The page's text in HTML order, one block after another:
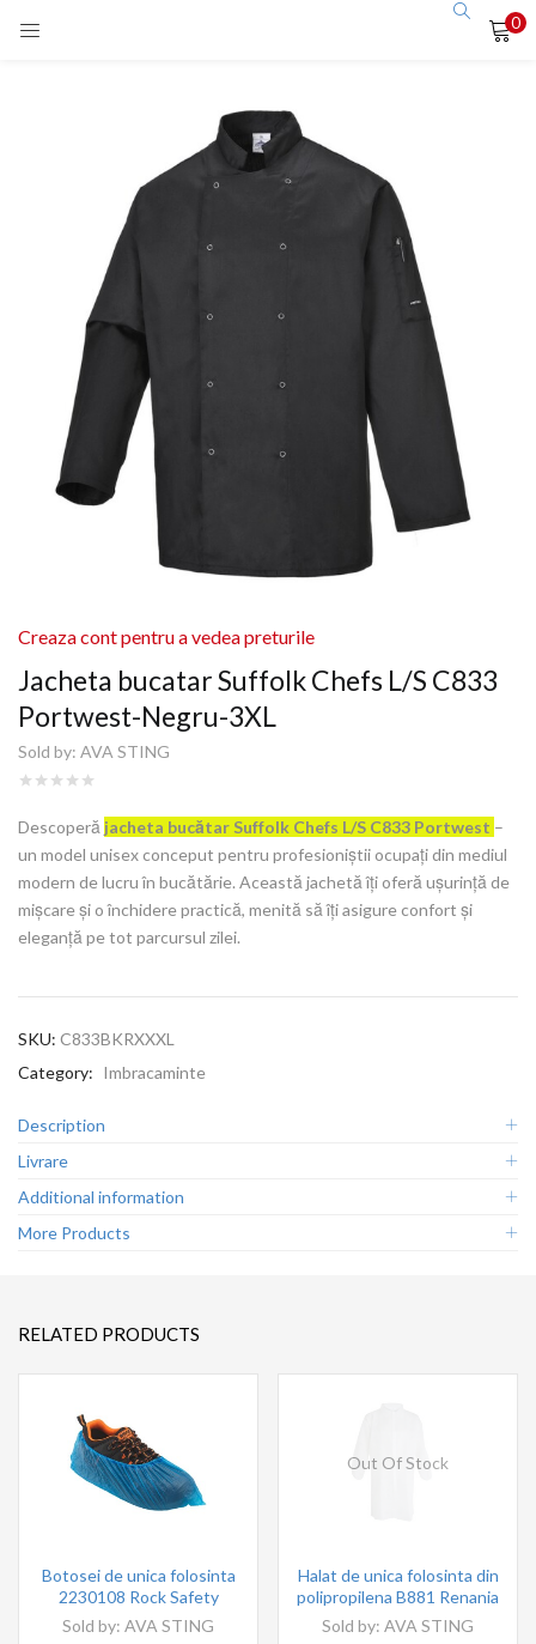
0
Jacheta bucatar Suffolk Chefs L/S C833
Portwest-Negru-3XL
Sold by: AVA STING
Creaza cont pentru a vedea preturile
Descoperă jacheta bucătar Suffolk Chefs L/S C833 Portwest –
un model unisex conceput pentru profesioniștii ocupați din mediul
modern de lucru în bucătărie. Această jachetă îți oferă ușurință de
mișcare și o închidere practică, menită să îți asigure confort și
eleganță pe tot parcursul zilei.
SKU: C833BKRXXXL
Category: Imbracaminte
Description
Livrare
Additional information
More Products
RELATED PRODUCTS
Botosei de unica folosinta
2230108 Rock Safety
Sold by: AVA STING
Out Of Stock
Halat de unica folosinta din
polipropilena B881 Renania
Sold by: AVA STING
Enter your username and password to login.
Remember me
Lost password?